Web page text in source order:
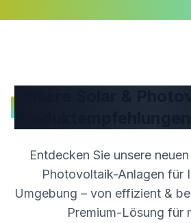
Entdecken Sie unsere
Photovoltaik-Anlagen für
Umgebung – von effizient &
Premium-Lösung für